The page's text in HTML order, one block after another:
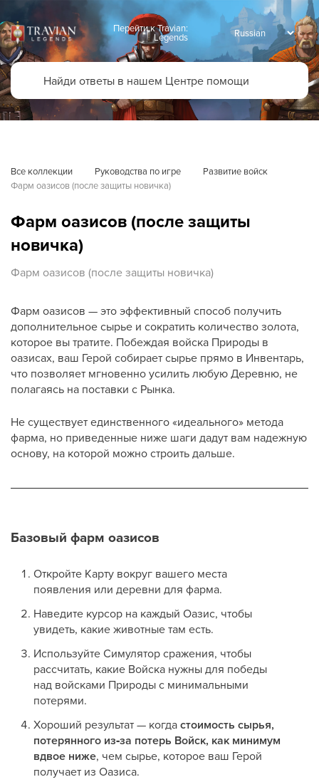
Перейти к Travian:
Legends
Все коллекции Руководства по игре
Развитие войск
Фарм оазисов (после защиты новичка)
Фарм оазисов (после защиты
новичка)
Фарм оазисов (после защиты новичка)
Фарм оазисов — это эффективный способ получить
дополнительное сырье и сократить количество золота,
которое вы тратите. Побеждая войска Природы в
оазисах, ваш Герой собирает сырье прямо в Инвентарь,
что позволяет мгновенно усилить любую Деревню, не
полагаясь на поставки с Рынка.
Не существует единственного «идеального» метода
фарма, но приведенные ниже шаги дадут вам надежную
основу, на которой можно строить дальше.
Базовый фарм оазисов
Откройте Карту вокруг вашего места
появления или деревни для фарма.
Наведите курсор на каждый Оазис, чтобы
увидеть, какие животные там есть.
Используйте Симулятор сражения, чтобы
рассчитать, какие Войска нужны для победы
над войсками Природы с минимальными
потерями.
Хороший результат — когдастоимость сырья,
потерянного из‑за потерь Войск, как минимум
вдвое ниже, чем сырье, которое ваш Герой
получает из Оазиса.